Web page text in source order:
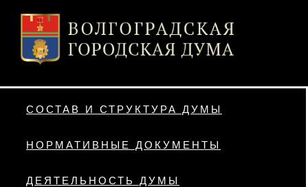
СОСТАВ И СТРУКТУРА ДУМЫ
НОРМАТИВНЫЕ ДОКУМЕНТЫ
ДЕЯТЕЛЬНОСТЬ ДУМЫ